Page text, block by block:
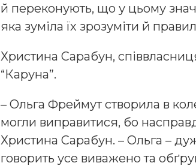
й переконують, що у цьому
яка зуміла їх зрозуміти й
Христина Сарабун,
“Каруна”.
– Ольга Фреймут створила в
могли виправитися, бо
Христина Сарабун. – Ольга –
говорить усе виважено та